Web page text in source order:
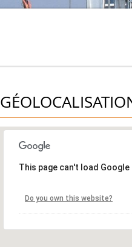
This page can't load
Do you own this website?